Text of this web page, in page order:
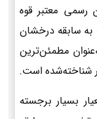
رسمی معتبر قوه
سابقه درخشان
مطمئن‌ترین
شناخته‌شده است.
بسیار برجسته